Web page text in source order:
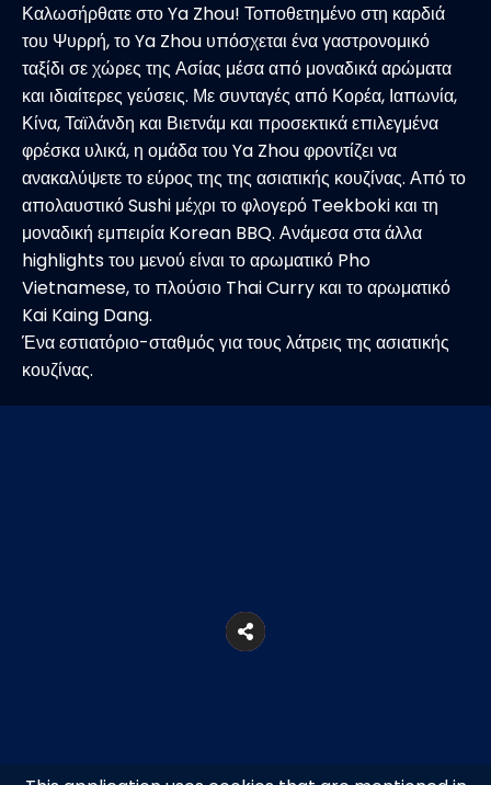
Καλωσήρθατε στο Ya Zhou! Τοποθετημένο στη καρδιά
του Ψυρρή, το Ya Zhou υπόσχεται ένα γαστρονομικό
ταξίδι σε χώρες της Ασίας μέσα από μοναδικά αρώματα
και ιδιαίτερες γεύσεις. Με συνταγές από Κορέα, Ιαπωνία,
Κίνα, Ταϊλάνδη και Βιετνάμ και προσεκτικά επιλεγμένα
φρέσκα υλικά, η ομάδα του Ya Zhou φροντίζει να
ανακαλύψετε το εύρος της της ασιατικής κουζίνας. Από το
απολαυστικό Sushi μέχρι το φλογερό Teekboki και τη
μοναδική εμπειρία Korean BBQ. Ανάμεσα στα άλλα
highlights του μενού είναι το αρωματικό Pho
Vietnamese, το πλούσιο Thai Curry και το αρωματικό
Kai Kaing Dang.
Ένα εστιατόριο-σταθμός για τους λάτρεις της ασιατικής
κουζίνας.